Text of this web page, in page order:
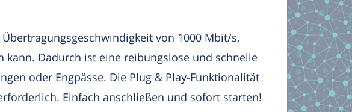
von 1000 Mbit/s,
kann. Dadurch ist eine reibungslose und schnelle
oder Engpässe. Die Plug & Play-Funktionalität
Einfach anschließen und sofort starten!